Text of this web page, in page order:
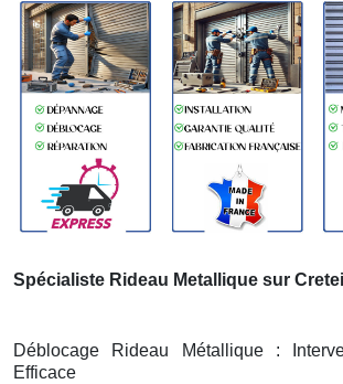
Spécialiste Rideau Metallique sur Creteil
Déblocage Rideau Métallique :
Efficace